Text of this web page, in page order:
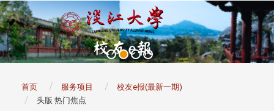
首页 服务项目
校友e报(最新一期)
头版 热门焦点